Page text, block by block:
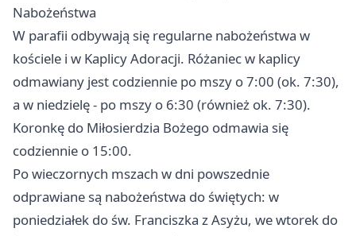
Nabożeństwa
W parafii odbywają się regularne nabożeństwa w
kościele i w Kaplicy Adoracji. Różaniec w kaplicy
odmawiany jest codziennie po mszy o 7:00 (ok. 7:30),
a w niedzielę - po mszy o 6:30 (również ok. 7:30).
Koronkę do Miłosierdzia Bożego odmawia się
codziennie o 15:00.
Po wieczornych mszach w dni powszednie
odprawiane są nabożeństwa do świętych: w
poniedziałek do św. Franciszka z Asyżu, we wtorek do